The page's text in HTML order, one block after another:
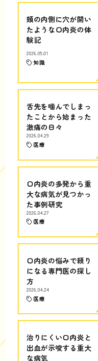
頬の内側に穴が開い
たような口内炎の体
験記
2026.05.01
知識
舌先を噛んでしまっ
たことから始まった
激痛の日々
2026.04.29
医療
口内炎の多発から重
大な病気が見つかっ
た事例研究
2026.04.27
医療
口内炎の悩みで頼り
になる専門医の探し
方
2026.04.24
医療
治りにくい口内炎と
出血が示唆する重大
な病気